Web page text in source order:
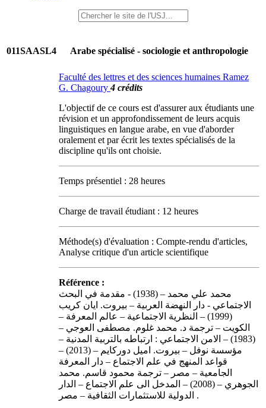
011SAASL4 Arabe spécialisé - sociologie et anthropologie
Faculté des lettres et des sciences humaines Ramez
G. Chagoury4 crédits
L'objectif de ce cours est d'assurer aux étudiants une
révision et un approfondissement de leurs acquis
linguistiques en langue arabe, en vue d'aborder
oralement et par écrit les textes spécialisés de la
discipline qu'ils ont choisie.
Temps présentiel : 28 heures
Charge de travail étudiant : 12 heures
Méthode(s) d'évaluation : Compte-rendu d'articles,
Analyse critique d'un article scientifique
Référence :
محمد علي محمد – (1938) - مقدمة في البحث
الاجتماعي - دار النهضة العربية – بيروت. ايان كريب
(1999) – النظرية الاجتماعية – عالم المعرفة –
الكويت – ترجمة د. محمد غلوم. مصطفى العوجي –
(1983) – الامن الاجتماعي : ارتباطه بالتربية المدنية –
مؤسسة نوفل – بيروت. اميل دوركايم – (2013) –
قواعد المنهج في علم الاجتماع – دار المعرفة
الجامعية – مصر – ترجمة محمود قاسم. محمد
الجوهري – (2008) – المدخل الى علم الاجتماع – الدار
الدولية للاستثمارات الثقافية – مصر .